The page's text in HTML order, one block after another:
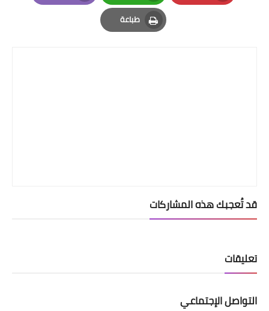
Pinterest
Whatsapp
Email
طباعة
Print
قد تُعجبك هذه المشاركات
تعليقات
التواصل الإجتماعي